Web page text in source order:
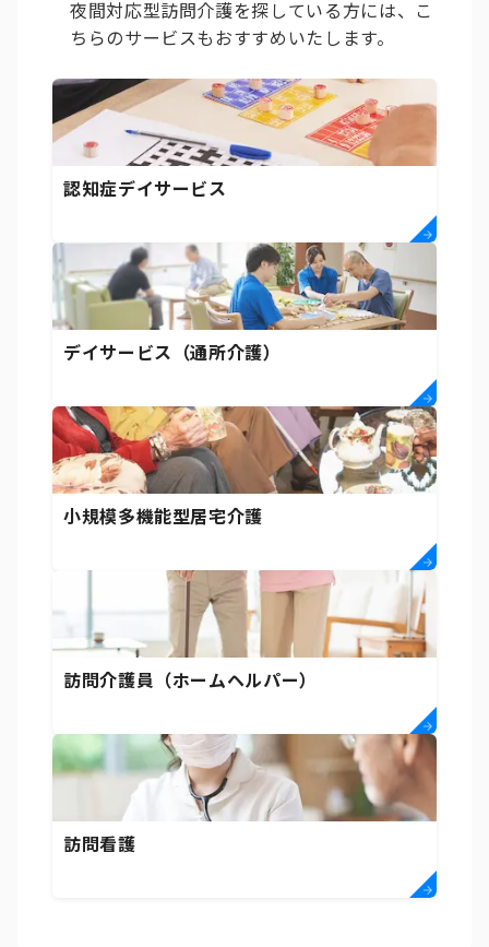
夜間対応型訪問介護を探している方には、こ
ちらのサービスもおすすめいたします。
認知症デイサービス
デイサービス（通所介護）
小規模多機能型居宅介護
訪問介護員（ホームヘルパー）
訪問看護